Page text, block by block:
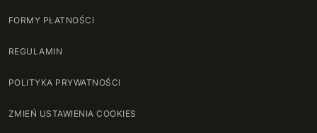
FORMY PŁATNOŚCI
REGULAMIN
POLITYKA PRYWATNOŚCI
ZMIEŃ USTAWIENIA COOKIES